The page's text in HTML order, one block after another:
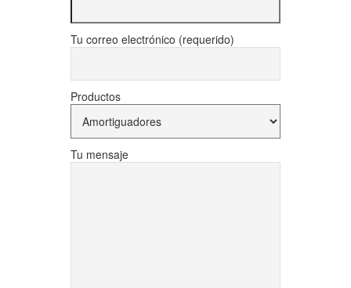
Tu correo electrónico (requerido)
Productos
Tu mensaje